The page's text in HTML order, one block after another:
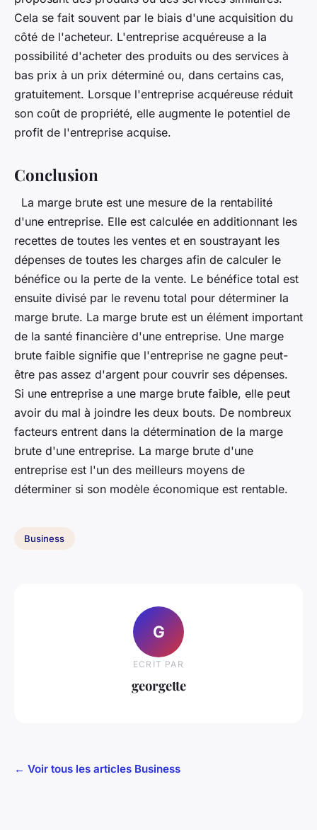
Cela se fait souvent par le biais d'une acquisition du
côté de l'acheteur. L'entreprise acquéreuse a la
possibilité d'acheter des produits ou des services à
bas prix à un prix déterminé ou, dans certains cas,
gratuitement. Lorsque l'entreprise acquéreuse réduit
son coût de propriété, elle augmente le potentiel de
profit de l'entreprise acquise.
Conclusion
La marge brute est une mesure de la rentabilité
d'une entreprise. Elle est calculée en additionnant les
recettes de toutes les ventes et en soustrayant les
dépenses de toutes les charges afin de calculer le
bénéfice ou la perte de la vente. Le bénéfice total est
ensuite divisé par le revenu total pour déterminer la
marge brute. La marge brute est un élément important
de la santé financière d'une entreprise. Une marge
brute faible signifie que l'entreprise ne gagne peut-
être pas assez d'argent pour couvrir ses dépenses.
Si une entreprise a une marge brute faible, elle peut
avoir du mal à joindre les deux bouts. De nombreux
facteurs entrent dans la détermination de la marge
brute d'une entreprise. La marge brute d'une
entreprise est l'un des meilleurs moyens de
déterminer si son modèle économique est rentable.
Business
G
ECRIT PAR
georgette
← Voir tous les articles Business